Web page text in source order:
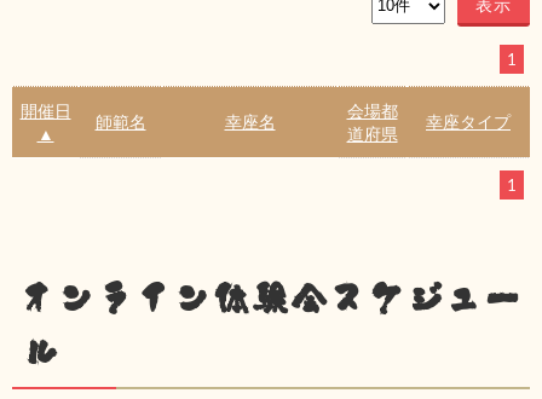
1
開催日
▲
師範名 幸座名
会場都
道府県
幸座タイプ
1
オンライン体験会スケジュー
ル